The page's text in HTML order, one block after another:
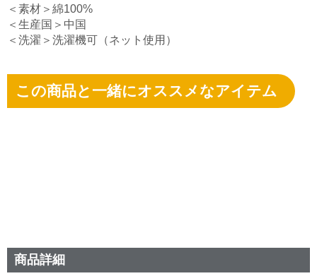
＜素材＞綿100%
＜生産国＞中国
＜洗濯＞洗濯機可（ネット使用）
この商品と一緒にオススメなアイテム
商品詳細